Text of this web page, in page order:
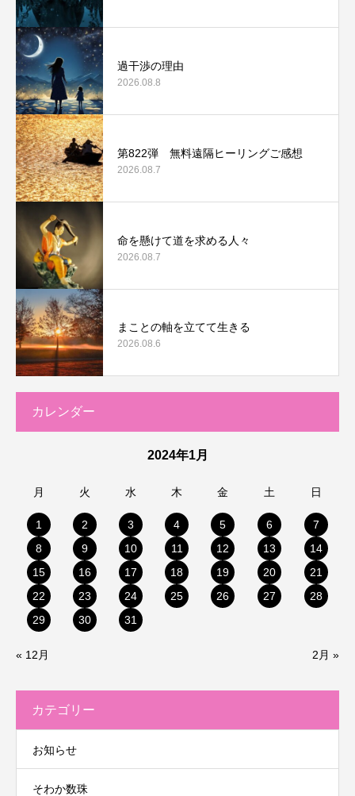
過干渉の理由
2026.08.8
第822弾 無料遠隔ヒーリングご感想
2026.08.7
命を懸けて道を求める人々
2026.08.7
まことの軸を立てて生きる
2026.08.6
カレンダー
2024年1月
月 火 水 木 金 土 日
1 2 3 4 5 6
7
8
9 10 11 12 13
14
15
16 17 18 19 20
21
22
23 24 25 26 27
28
29
30 31
« 12月 2月 »
カテゴリー
お知らせ
そわか数珠